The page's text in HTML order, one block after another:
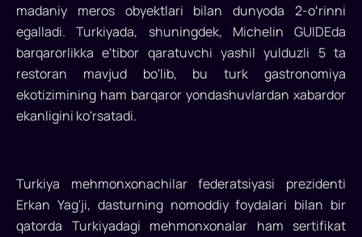
madaniy meros obyektlari bilan dunyoda 2-oʻrinni
egalladi. Turkiyada, shuningdek, Michelin GUIDEda
barqarorlikka e'tibor qaratuvchi yashil yulduzli 5 ta
restoran mavjud bo'lib, bu turk gastronomiya
ekotizimining ham barqaror yondashuvlardan xabardor
ekanligini ko'rsatadi.
Turkiya mehmonxonachilar federatsiyasi prezidenti
Erkan Yag'ji, dasturning nomoddiy foydalari bilan bir
qatorda Turkiyadagi mehmonxonalar ham sertifikat